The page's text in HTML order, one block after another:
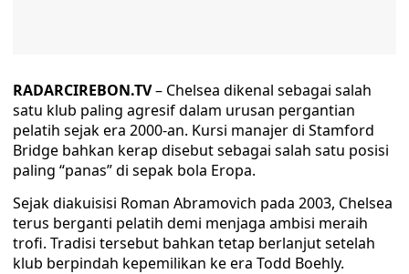
RADARCIREBON.TV– Chelsea dikenal sebagai salah
satu klub paling agresif dalam urusan pergantian
pelatih sejak era 2000-an. Kursi manajer di Stamford
Bridge bahkan kerap disebut sebagai salah satu posisi
paling “panas” di sepak bola Eropa.
Sejak diakuisisi Roman Abramovich pada 2003, Chelsea
terus berganti pelatih demi menjaga ambisi meraih
trofi. Tradisi tersebut bahkan tetap berlanjut setelah
klub berpindah kepemilikan ke era Todd Boehly.